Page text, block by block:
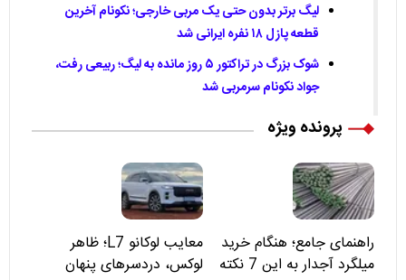
لیگ برتر بدون حتی یک مربی خارجی؛ نکونام آخرین
قطعه پازل ۱۸ نفره ایرانی شد
شوک بزرگ در تراکتور ۵ روز مانده به لیگ؛ ربیعی رفت،
جواد نکونام سرمربی شد
پرونده ویژه
راهنمای جامع؛ هنگام خرید
میلگرد آجدار به این 7 نکته
معایب لوکانو L7؛ ظاهر
لوکس، دردسرهای پنهان